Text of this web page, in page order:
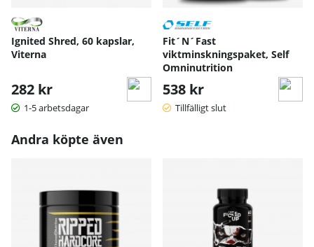
)
Vitamin B12
(metylkobal
100
Ignited Shred, 60 kapslar,
Viterna
282 kr
1-5 arbetsdagar
Fit´N´Fast
viktminskningspaket, Self
Omninutrition
538 kr
Tillfälligt slut
Andra köpte även